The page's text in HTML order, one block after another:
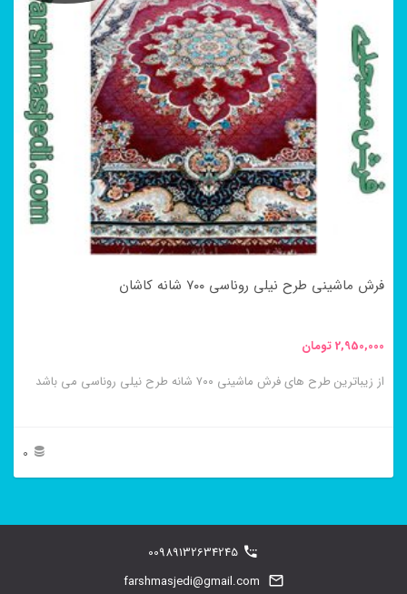
مختلفی
باشد.
گزینه
ها
صفحه
انتخاب
شوند
فرش ماشینی طرح نیلی روناسی ۷۰۰ شانه کاشان
2,950,000تومان
از زیباترین طرح های فرش ماشینی ۷۰۰ شانه طرح نیلی روناسی می باشد
0
00989132634245
farshmasjedi@gmail.com